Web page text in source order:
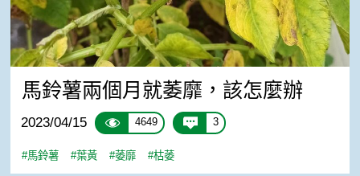
馬鈴薯兩個月就萎靡，該怎麼辦
2023/04/15 4649 3
#馬鈴薯 #葉黃 #萎靡 #枯萎